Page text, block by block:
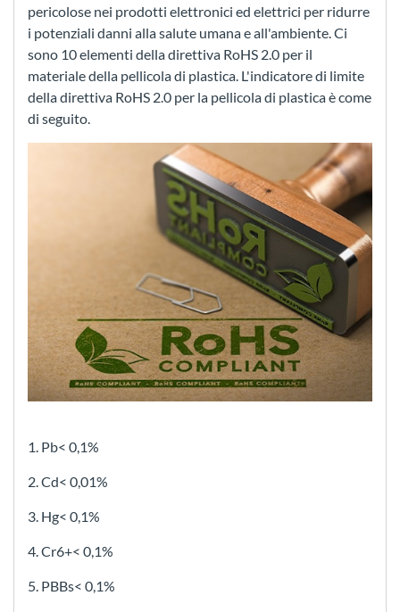
pericolose nei prodotti elettronici ed elettrici per ridurre
i potenziali danni alla salute umana e all'ambiente. Ci
sono 10 elementi della direttiva RoHS 2.0 per il
materiale della pellicola di plastica. L'indicatore di limite
della direttiva RoHS 2.0 per la pellicola di plastica è come
di seguito.
1. Pb< 0,1%
2. Cd< 0,01%
3. Hg< 0,1%
4. Cr6+< 0,1%
5. PBBs< 0,1%